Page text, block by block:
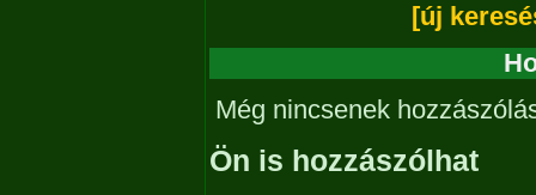
[új
Még nincsenek
Ön is hozzászólhat